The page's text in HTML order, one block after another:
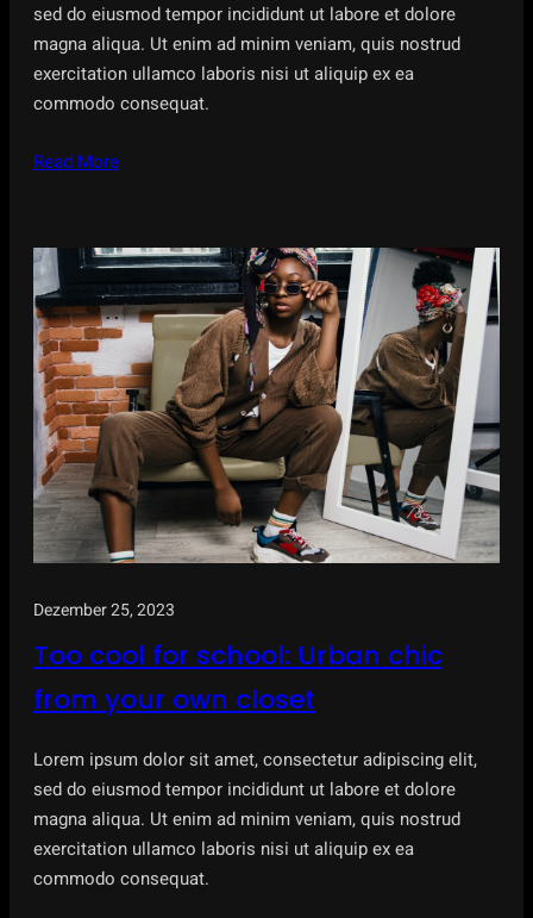
sed do eiusmod tempor incididunt ut labore et dolore
magna aliqua. Ut enim ad minim veniam, quis nostrud
exercitation ullamco laboris nisi ut aliquip ex ea
commodo consequat.
Read More
Dezember 25, 2023
Too cool for school: Urban chic
from your own closet
Lorem ipsum dolor sit amet, consectetur adipiscing elit,
sed do eiusmod tempor incididunt ut labore et dolore
magna aliqua. Ut enim ad minim veniam, quis nostrud
exercitation ullamco laboris nisi ut aliquip ex ea
commodo consequat.